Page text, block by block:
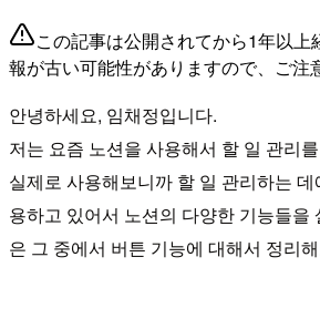
この記事は公開されてから1年以上
報が古い可能性がありますので、ご注
안녕하세요, 임채정입니다.
저는 요즘 노션을 사용해서 할 일 관리
실제로 사용해보니까 할 일 관리하는
용하고 있어서 노션의 다양한 기능들을
은 그 중에서 버튼 기능에 대해서 정리